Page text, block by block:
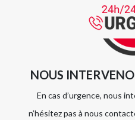
NOUS
En cas d’urgence, nous
n’hésitez pas à nous